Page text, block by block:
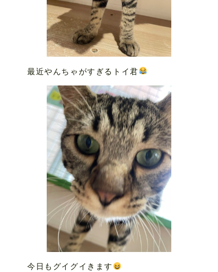
最近やんちゃがすぎるトイ君
今日もグイグイきます